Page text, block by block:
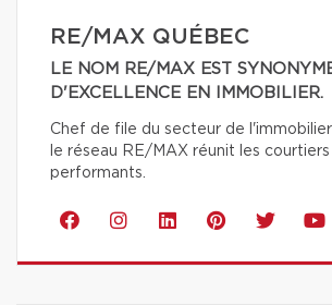
RE/MAX QUÉBEC
LE NOM RE/MAX EST
D'EXCELLENCE EN IMMOBILIER.
Chef de file du secteur de l'immobilier
le réseau RE/MAX réunit les courtiers
performants.